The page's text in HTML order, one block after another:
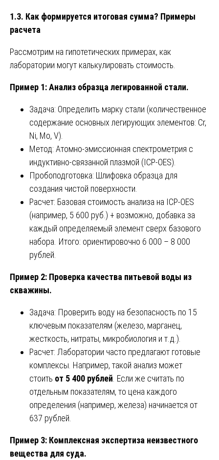
1.3. Как формируется итоговая сумма? Примеры
расчета
Рассмотрим на гипотетических примерах, как
лаборатории могут калькулировать стоимость.
Пример 1: Анализ образца легированной стали.
Задача: Определить марку стали (количественное
содержание основных легирующих элементов: Cr,
Ni, Mo, V).
Метод: Атомно-эмиссионная спектрометрия с
индуктивно-связанной плазмой (ICP-OES).
Пробоподготовка: Шлифовка образца для
создания чистой поверхности.
Расчет: Базовая стоимость анализа на ICP-OES
(например, 5 600 руб.) + возможно, добавка за
каждый определяемый элемент сверх базового
набора. Итого: ориентировочно 6 000 – 8 000
рублей.
Пример 2: Проверка качества питьевой воды из
скважины.
Задача: Проверить воду на безопасность по 15
ключевым показателям (железо, марганец,
жесткость, нитраты, микробиология и т.д.).
Расчет: Лаборатории часто предлагают готовые
комплексы. Например, такой анализ может
стоить от 5 400 рублей . Если же считать по
отдельным показателям, то цена каждого
определения (например, железа) начинается от
637 рублей.
Пример 3: Комплексная экспертиза неизвестного
вещества для суда.